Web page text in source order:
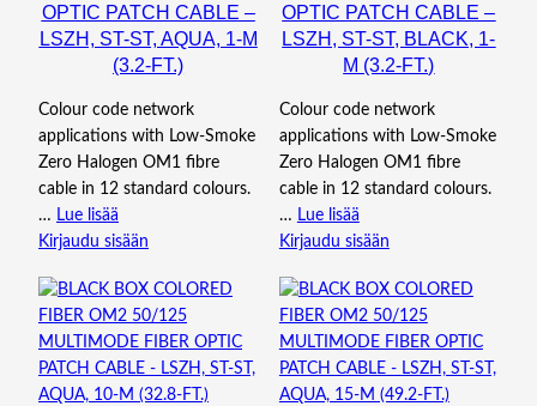
OPTIC PATCH CABLE –
LSZH, ST-ST, AQUA, 1-M
(3.2-FT.)
Colour code network
applications with Low-Smoke
Zero Halogen OM1 fibre
cable in 12 standard colours.
… Lue lisää
Kirjaudu sisään
OPTIC PATCH CABLE –
LSZH, ST-ST, BLACK, 1-
M (3.2-FT.)
Colour code network
applications with Low-Smoke
Zero Halogen OM1 fibre
cable in 12 standard colours.
… Lue lisää
Kirjaudu sisään